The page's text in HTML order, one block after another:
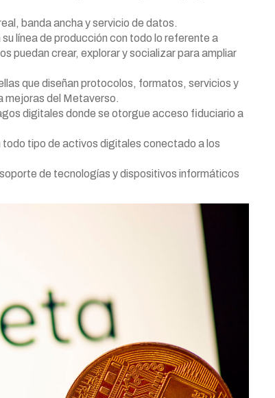
banda ancha y servicio de datos.
línea de producción con todo lo referente a
puedan crear, explorar y socializar para ampliar
que diseñan protocolos, formatos, servicios y
mejoras del Metaverso.
digitales donde se otorgue acceso fiduciario a
tipo de activos digitales conectado a los
de tecnologías y dispositivos informáticos